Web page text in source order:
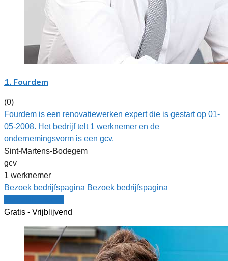
1. Fourdem
(0)
Fourdem is een renovatiewerken expert die is gestart op 01-
05-2008. Het bedrijf telt 1 werknemer en de
ondernemingsvorm is een gcv.
Sint-Martens-Bodegem
gcv
1 werknemer
Bezoek bedrijfspagina Bezoek bedrijfspagina
Gratis - Vrijblijvend